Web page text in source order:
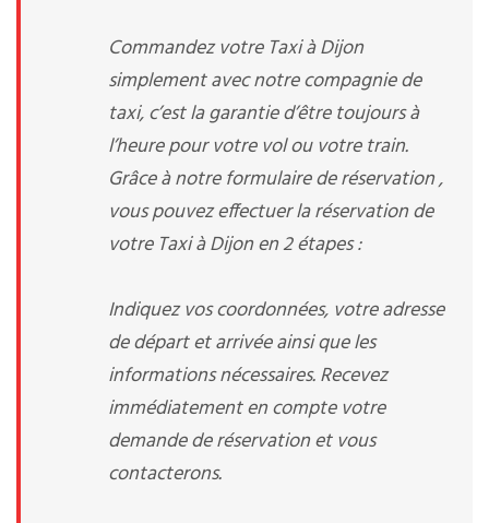
Commandez votre Taxi à Dijon
simplement avec notre compagnie de
taxi, c’est la garantie d’être toujours à
l’heure pour votre vol ou votre train.
Grâce à notre formulaire de réservation ,
vous pouvez effectuer la réservation de
votre Taxi à Dijon en 2 étapes :
Indiquez vos coordonnées, votre adresse
de départ et arrivée ainsi que les
informations nécessaires. Recevez
immédiatement en compte votre
demande de réservation et vous
contacterons.